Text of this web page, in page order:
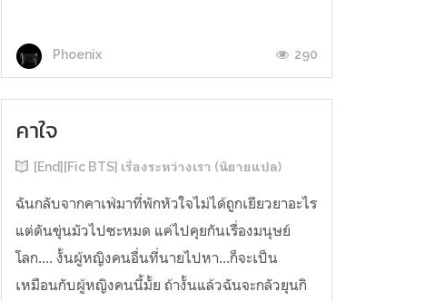
Phoenix 290
คาใจ
[End][Fic BTS] เรื่องระหว่างเรา (นิยายแปล)
ฉันกลับจากคาเฟ่มาที่พักหัวใจไม่ได้ถูกเยียวยาอะไร
แต่ดันขุ่นมัวไปซะหมด แค่ไปคุยกันเรื่องมนุษย์
โลก.... งั้นผู้หญิงคนอื่นที่นายไปหา...ก็จะเป็น
เหมือนกับผู้หญิงคนนี้มั้ย ถ้างั้นแล้วฉันจะกลัวยุนกิ